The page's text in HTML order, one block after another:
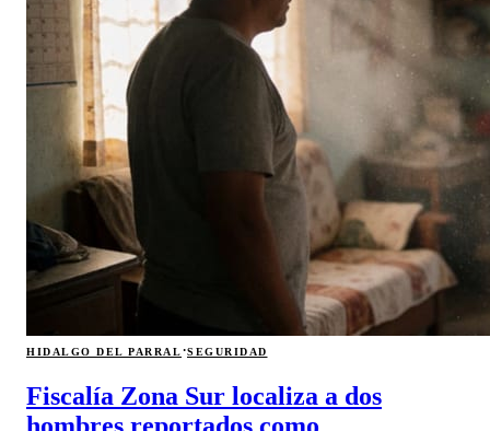
HIDALGO DEL PARRAL·SEGURIDAD
Fiscalía Zona Sur localiza a dos